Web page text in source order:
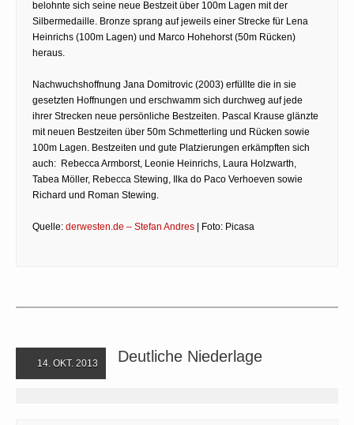
belohnte sich seine neue Bestzeit über 100m Lagen mit der
Silbermedaille. Bronze sprang auf jeweils einer Strecke für Lena
Heinrichs (100m Lagen) und Marco Hohehorst (50m Rücken)
heraus.
Nachwuchshoffnung Jana Domitrovic (2003) erfüllte die in sie
gesetzten Hoffnungen und erschwamm sich durchweg auf jede
ihrer Strecken neue persönliche Bestzeiten. Pascal Krause glänzte
mit neuen Bestzeiten über 50m Schmetterling und Rücken sowie
100m Lagen. Bestzeiten und gute Platzierungen erkämpften sich
auch: Rebecca Armborst, Leonie Heinrichs, Laura Holzwarth,
Tabea Möller, Rebecca Stewing, Ilka do Paco Verhoeven sowie
Richard und Roman Stewing.
Quelle: derwesten.de – Stefan Andres | Foto: Picasa
14. OKT. 2013 Deutliche Niederlage